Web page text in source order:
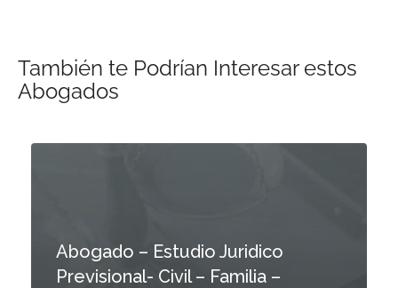
También te Podrían Interesar estos
Abogados
Abogado – Estudio Juridico
Previsional- Civil – Familia –